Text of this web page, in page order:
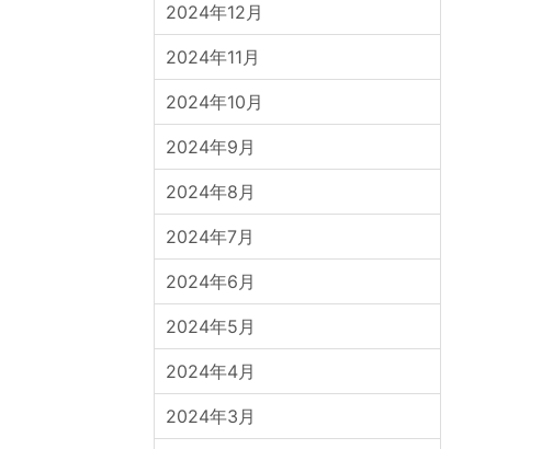
2024年12月
2024年11月
2024年10月
2024年9月
2024年8月
2024年7月
2024年6月
2024年5月
2024年4月
2024年3月